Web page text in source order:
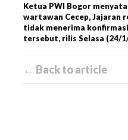
Ketua PWI Bogor
wartawan Cecep, Jajaran
tidak menerima
tersebut, rilis Selasa (24/
← Back to article